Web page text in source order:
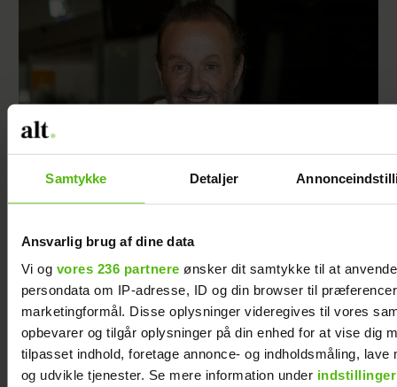
Samtykke Detaljer
Ansvarlig brug af dine data
Vi og vores 236 partnere ønsker dit samtykke til at
persondata om IP-adresse, ID og din browser til
marketingformål. Disse oplysninger videregives til vores
opbevarer og tilgår oplysninger på din enhed for at vise dig
tilpasset indhold, foretage annonce- og indholdsmåling, lave
og udvikle tjenester. Se mere information under indstillinger
Dennis Knudsen har solgt huset i Thailand